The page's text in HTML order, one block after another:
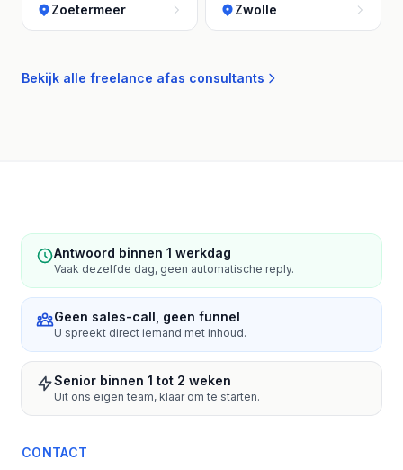
Zoetermeer Zwolle
Bekijk alle freelance afas consultants
Antwoord binnen 1 werkdag
Vaak dezelfde dag, geen automatische reply.
Geen sales-call, geen funnel
U spreekt direct iemand met inhoud.
Senior binnen 1 tot 2 weken
Uit ons eigen team, klaar om te starten.
CONTACT